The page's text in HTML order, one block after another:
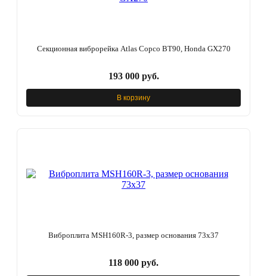
Секционная виброрейка Atlas Copco BT90, Honda GX270
193 000 руб.
В корзину
Виброплита MSH160R-3, размер основания 73х37
118 000 руб.